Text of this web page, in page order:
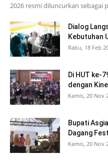
2026 resmi diluncurkan sebagai
Dialog
Kebutuhan
Rabu, 18 Feb
Di HUT ke-
dengan
Kamis, 20 Nov
Bupati
Dagang
Kamis, 20 Nov